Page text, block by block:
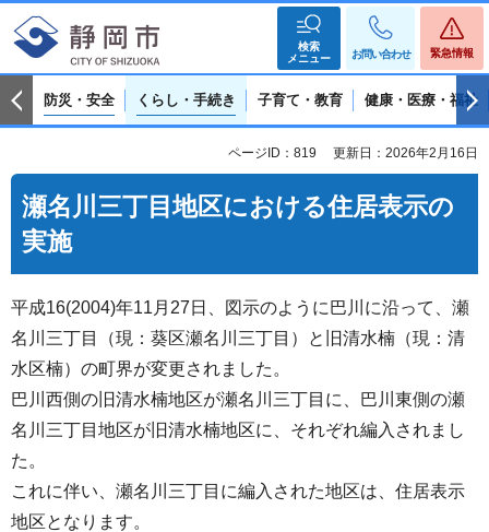
検索
メニュー
お問い合わせ 緊急情報
防災・安全 くらし・手続き 子育て・教育 健康・医療・福祉
ページID：819 更新日：2026年2月16日
瀬名川三丁目地区における住居表示の
実施
平成16(2004)年11月27日、図示のように巴川に沿って、瀬
名川三丁目（現：葵区瀬名川三丁目）と旧清水楠（現：清
水区楠）の町界が変更されました。
巴川西側の旧清水楠地区が瀬名川三丁目に、巴川東側の瀬
名川三丁目地区が旧清水楠地区に、それぞれ編入されまし
た。
これに伴い、瀬名川三丁目に編入された地区は、住居表示
地区となります。